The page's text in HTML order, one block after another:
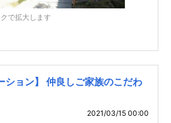
で拡大します
ション】 仲良しご家族のこだわ
2021/03/15 00:00